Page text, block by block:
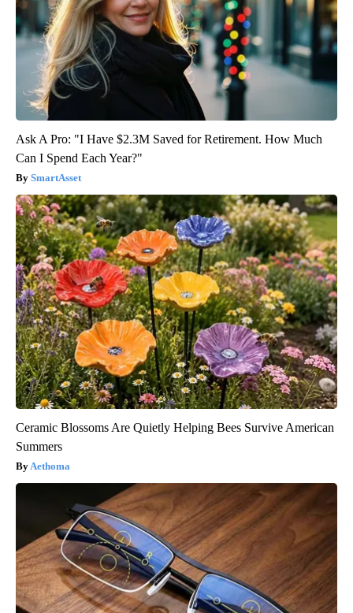
Ask A Pro: "I Have $2.3M Saved for Retirement. How Much
Can I Spend Each Year?"
SmartAsset
Ceramic Blossoms Are Quietly Helping Bees Survive American
Summers
Aethoma